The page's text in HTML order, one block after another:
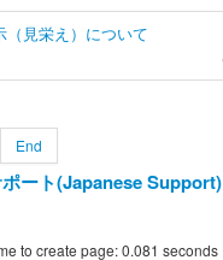
見栄え）について
End
ート(Japanese Support)
to create page: 0.081 seconds